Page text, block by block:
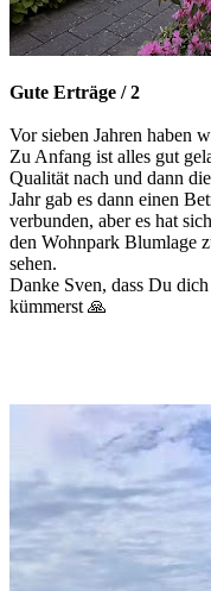
Gute Erträge / 2
Vor sieben Jahren haben
Zu Anfang ist alles gut
Qualität nach und dann
Jahr gab es dann einen
verbunden, aber es hat
den Wohnpark Blumlage
sehen.
Danke Sven, dass Du
kümmerst 🙏